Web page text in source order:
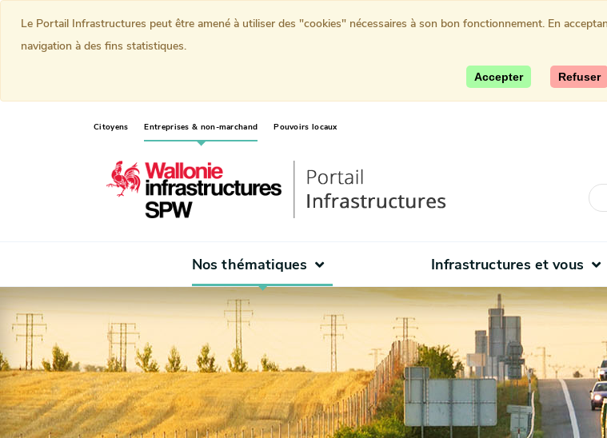
Citoyens Entreprises & non-marchand(current)Pouvoirs locaux
Nos thématiques Infrastructures et vous
Le Portail Infrastructures peut être amené à utiliser des "cookies" nécessaires à son bon fonctionnement. En
navigation à des fins statistiques.
Accepter Refuser